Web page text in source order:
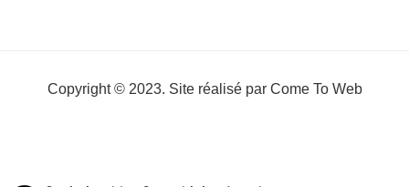
Copyright © 2023. Site réalisé par Come To Web